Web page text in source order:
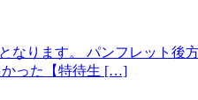
なります。 パンフレット
かった【特待生 […]